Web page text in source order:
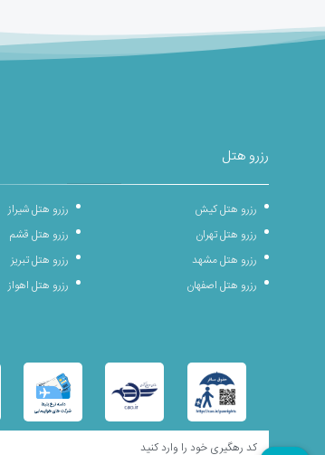
رزرو هتل
رزرو هتل کیش
رزرو هتل تهران
رزرو هتل مشهد
رزرو هتل اصفهان
رزرو هتل شیراز
رزرو هتل قشم
رزرو هتل تبریز
رزرو هتل اهواز